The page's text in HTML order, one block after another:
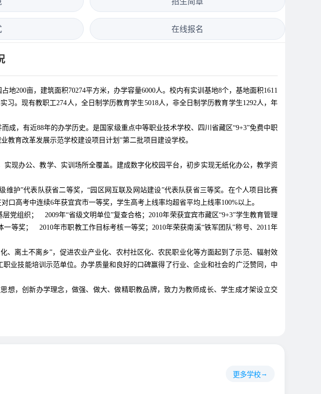
在线报名
亩，建筑面积70274平方米，办学容量6000人。校内有实训基地8个，基地面积1611
习。现有教职工274人，全日制学历教育学生5018人，非全日制学历教育学生1292人，年
成，有近88年的办学历史。是国家级重点中等职业技术学校、四川省藏区“9+3”免费中职
教育改革发展示范学校建设项目计划”第二批项目建设学校。
现办公、教学、实训场所全覆盖。建成数字化校园平台，初步实现无纸化办公，教学资
护”代表队获省二等奖，“园区网互联及网站建设”代表队获省三等奖。在个人项目比赛
高考中连续6年获宜宾市一等奖，学生高考上线率均超省平均上线率100%以上。
党组织； 2009年“省级文明单位”复查合格；2010年荣获宜宾市藏区“9+3”学生教育管理
等奖； 2010年市职教工作目标考核一等奖；2010年荣获南溪“铁军团队”称号、2011年
离土不离乡”，促进农业产业化、农村社区化、农民职业化等方面起到了示范、辐射效
业技能培训示范单位。办学质量和良好的口碑赢得了行业、企业和社会的广泛赞同，中
，创新办学理念，做强、做大、做精职教品牌，致力为教师成长、学生成才架设立交
更多学校